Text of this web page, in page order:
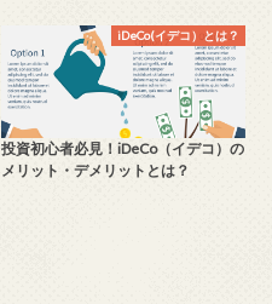
iDeCo(イデコ）とは？
投資初心者必見！iDeCo（イデコ）の
メリット・デメリットとは？